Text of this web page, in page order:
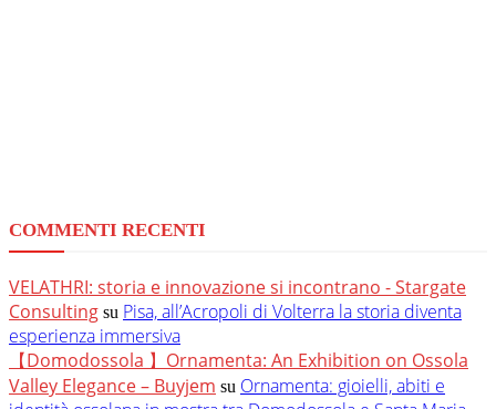
COMMENTI RECENTI
VELATHRI: storia e innovazione si incontrano - Stargate
Consulting su Pisa, all’Acropoli di Volterra la storia diventa
esperienza immersiva
【Domodossola 】Ornamenta: An Exhibition on Ossola
Valley Elegance – Buyjem su Ornamenta: gioielli, abiti e